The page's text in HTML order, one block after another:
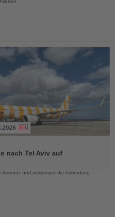
nach Tel Aviv auf
und verbessert die Anbindung